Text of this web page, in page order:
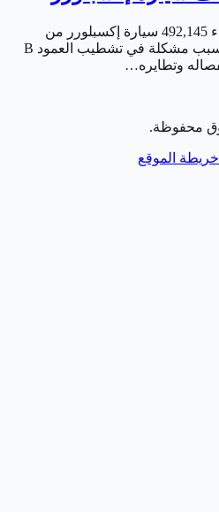
أعلنت شركة فورد عن استدعاء 492,145 سيارة إكسبلورر من
طرازات عامي 2016 و2017، بسبب مشكلة في تشطيب العمود B
محفوظة.
خريطة الموقع